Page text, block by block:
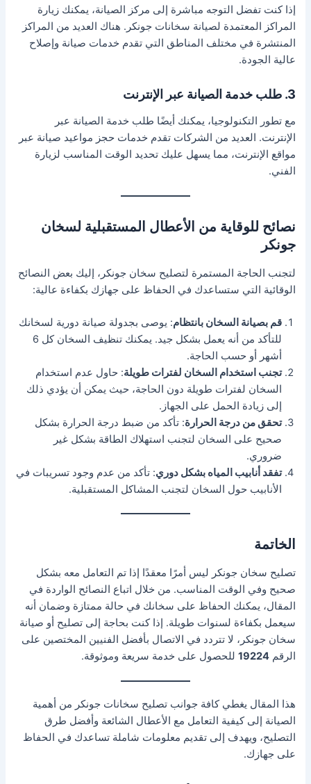
إذا كنت تفضل التوجه مباشرة إلى مركز الصيانة، يمكنك زيارة
المراكز المعتمدة لصيانة سخانات جونكر. هناك العديد من المراكز
المنتشرة في مختلف المناطق التي تقدم خدمات صيانة وإصلاح
عالية الجودة.
3. طلب خدمة الصيانة عبر الإنترنت
مع تطور التكنولوجيا، يمكنك أيضًا طلب خدمة الصيانة عبر
الإنترنت. العديد من الشركات تقدم خدمات حجز مواعيد صيانة عبر
مواقع الإنترنت، مما يسهل عليك تحديد الوقت المناسب لزيارة
الفني.
نصائح للوقاية من الأعطال المستقبلية لسخان
جونكر
لتجنب الحاجة المستمرة لتصليح سخان جونكر، إليك بعض النصائح
الوقائية التي ستساعدك في الحفاظ على جهازك بكفاءة عالية:
قم بصيانة السخان بانتظام: يوصى بجدولة صيانة دورية لسخانك
للتأكد من أنه يعمل بشكل جيد. يمكنك تنظيف السخان كل 6
أشهر أو حسب الحاجة.
تجنب استخدام السخان لفترات طويلة: حاول عدم استخدام
السخان لفترات طويلة دون الحاجة، حيث يمكن أن يؤدي ذلك
إلى زيادة الحمل على الجهاز.
تحقق من درجة الحرارة: تأكد من ضبط درجة الحرارة بشكل
صحيح على السخان لتجنب استهلاك الطاقة بشكل غير
ضروري.
تفقد أنابيب المياه بشكل دوري: تأكد من عدم وجود تسريبات في
الأنابيب حول السخان لتجنب المشاكل المستقبلية.
الخاتمة
تصليح سخان جونكر ليس أمرًا معقدًا إذا تم التعامل معه بشكل
صحيح وفي الوقت المناسب. من خلال اتباع النصائح الواردة في
المقال، يمكنك الحفاظ على سخانك في حالة ممتازة وضمان أنه
سيعمل بكفاءة لسنوات طويلة. إذا كنت بحاجة إلى تصليح أو صيانة
سخان جونكر، لا تتردد في الاتصال بأفضل الفنيين المختصين على
الرقم19224 للحصول على خدمة سريعة وموثوقة.
هذا المقال يغطي كافة جوانب تصليح سخانات جونكر من أهمية
الصيانة إلى كيفية التعامل مع الأعطال الشائعة وأفضل طرق
التصليح، ويهدف إلى تقديم معلومات شاملة تساعدك في الحفاظ
على جهازك.